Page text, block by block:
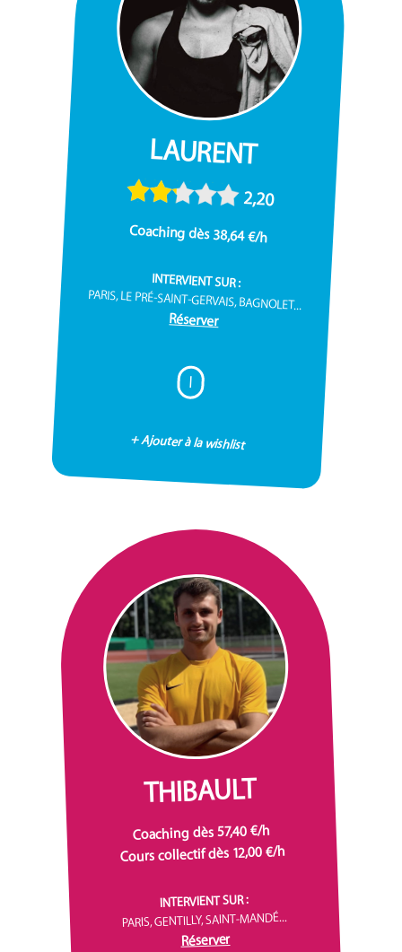
LAURENT
2,20
Coaching dès 38,64 €/h
INTERVIENT SUR :
PARIS, LE PRÉ-SAINT-GERVAIS, BAGNOLET...
Réserver
I
+ Ajouter à la wishlist
THIBAULT
Coaching dès 57,40 €/h
Cours collectif dès 12,00 €/h
INTERVIENT SUR :
PARIS, GENTILLY, SAINT-MANDÉ...
Réserver